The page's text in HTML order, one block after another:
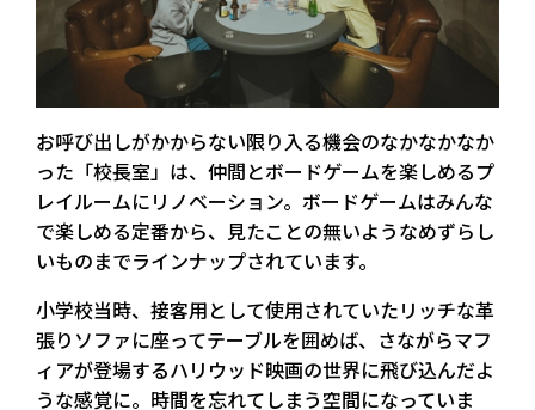
お呼び出しがかからない限り入る機会のなかなかなか
った 「校長室」は、仲間とボードゲームを楽しめるプ
レイルームにリノベーション。 ボードゲームはみんな
で楽しめる定番から、見たことの無いようなめずらし
いものまでラインナップされています。
小学校当時、接客用として使用されていたリッチな革
張りソファに座ってテーブルを囲めば、さながらマフ
ィアが登場するハリウッド映画の世界に飛び込んだよ
うな感覚に。時間を忘れてしまう空間になっていま